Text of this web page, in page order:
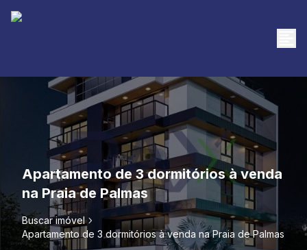
Apartamento de 3 dormitórios à venda
na Praia de Palmas
Buscar imóvel
Apartamento de 3 dormitórios à venda na Praia de Palmas